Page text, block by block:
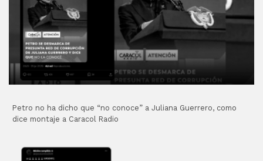
Petro no ha dicho que “no conoce” a Juliana Guerrero, como
dice montaje a Caracol Radio